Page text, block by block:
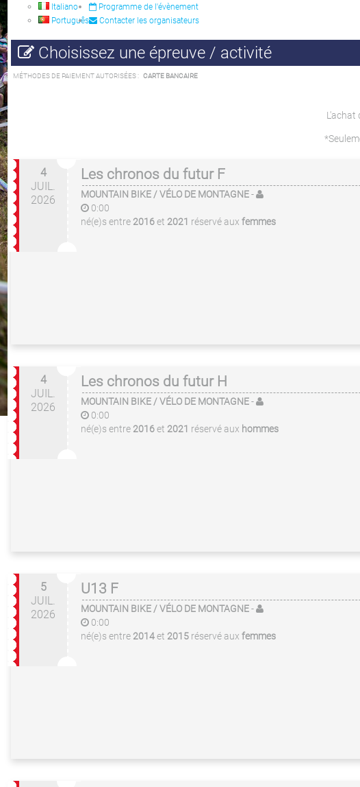
Italiano
Português
Programme de l'évènement
Contacter les organisateurs
Choisissez une épreuve / activité
MÉTHODES DE PAIEMENT AUTORISÉES : CARTE BANCAIRE
L'achat
4
JUIL.
2026
Les chronos du futur F
MOUNTAIN BIKE / VÉLO DE MONTAGNE-
0:00
né(e)s entre 2016et 2021 réservé aux femmes
4
JUIL.
2026
Les chronos du futur H
MOUNTAIN BIKE / VÉLO DE MONTAGNE-
0:00
né(e)s entre 2016et 2021 réservé aux hommes
5
JUIL.
2026
U13 F
MOUNTAIN BIKE / VÉLO DE MONTAGNE-
0:00
né(e)s entre 2014et 2015 réservé aux femmes